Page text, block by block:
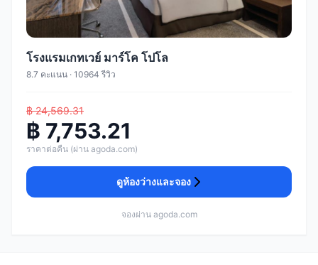
โรงแรมเกทเวย์ มาร์โค โปโล
8.7 คะแนน · 10964 รีวิว
฿ 24,569.31
฿ 7,753.21
ราคาต่อคืน (ผ่าน agoda.com)
ดูห้องว่างและจอง
จองผ่าน agoda.com